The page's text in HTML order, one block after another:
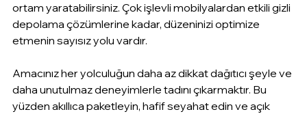
ortam yaratabilirsiniz. Çok işlevli mobilyalardan etkili gizli
depolama çözümlerine kadar, düzeninizi optimize
etmenin sayısız yolu vardır.
Amacınız her yolculuğun daha az dikkat dağıtıcı şeyle ve
daha unutulmaz deneyimlerle tadını çıkarmaktır. Bu
yüzden akıllıca paketleyin, hafif seyahat edin ve açık